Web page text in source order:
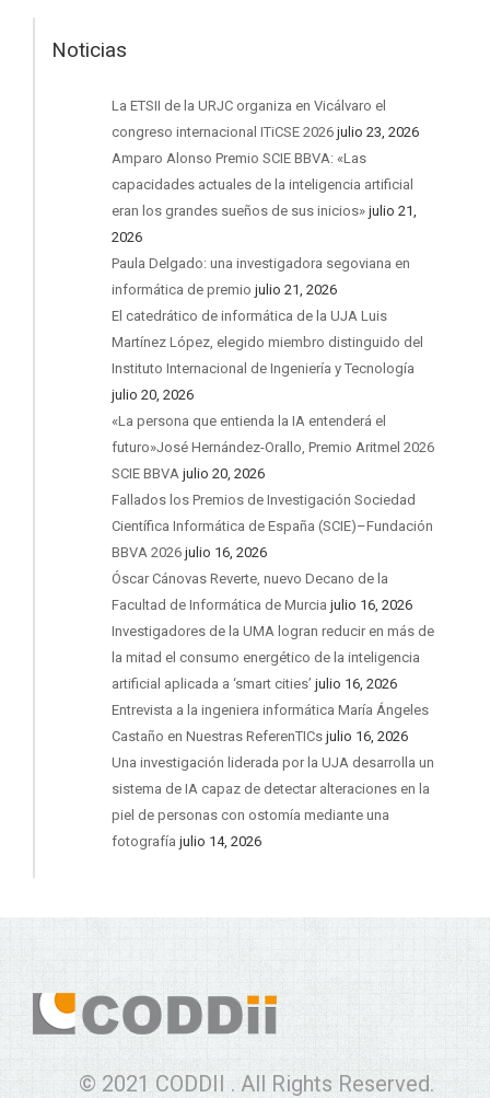
Noticias
La ETSII de la URJC organiza en Vicálvaro el
congreso internacional ITiCSE 2026 julio 23, 2026
Amparo Alonso Premio SCIE BBVA: «Las
capacidades actuales de la inteligencia artificial
eran los grandes sueños de sus inicios» julio 21,
2026
Paula Delgado: una investigadora segoviana en
informática de premio julio 21, 2026
El catedrático de informática de la UJA Luis
Martínez López, elegido miembro distinguido del
Instituto Internacional de Ingeniería y Tecnología
julio 20, 2026
«La persona que entienda la IA entenderá el
futuro»José Hernández-Orallo, Premio Aritmel 2026
SCIE BBVA julio 20, 2026
Fallados los Premios de Investigación Sociedad
Científica Informática de España (SCIE)–Fundación
BBVA 2026 julio 16, 2026
Óscar Cánovas Reverte, nuevo Decano de la
Facultad de Informática de Murcia julio 16, 2026
Investigadores de la UMA logran reducir en más de
la mitad el consumo energético de la inteligencia
artificial aplicada a ‘smart cities’ julio 16, 2026
Entrevista a la ingeniera informática María Ángeles
Castaño en Nuestras ReferenTICs julio 16, 2026
Una investigación liderada por la UJA desarrolla un
sistema de IA capaz de detectar alteraciones en la
piel de personas con ostomía mediante una
fotografía julio 14, 2026
© 2021 CODDII . All Rights Reserved.